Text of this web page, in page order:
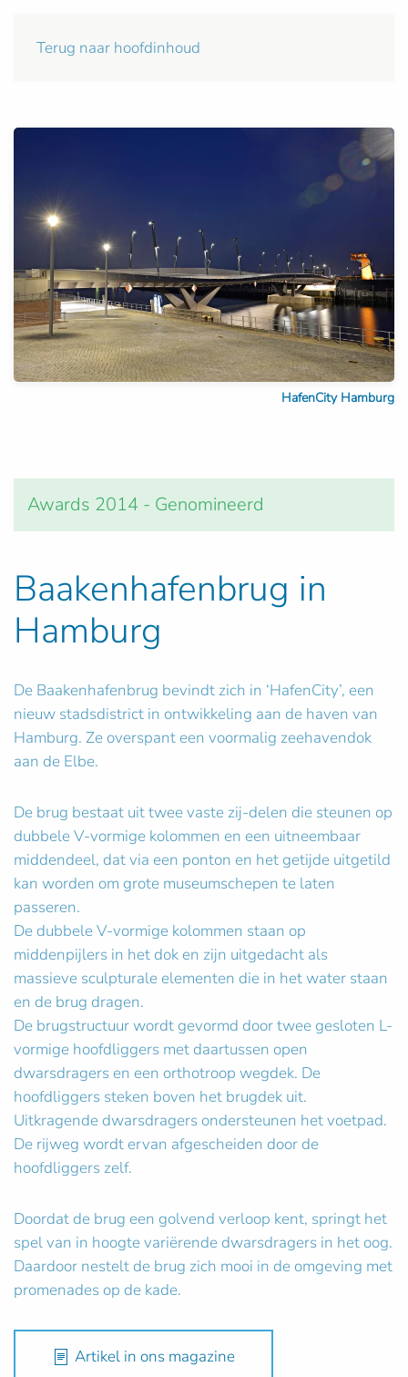
Terug naar hoofdinhoud
HafenCity Hamburg
Awards 2014 - Genomineerd
Baakenhafenbrug in
Hamburg
De Baakenhafenbrug bevindt zich in ‘HafenCity’, een
nieuw stadsdistrict in ontwikkeling aan de haven van
Hamburg. Ze overspant een voormalig zeehavendok
aan de Elbe.
De brug bestaat uit twee vaste zij-delen die steunen op
dubbele V-vormige kolommen en een uitneembaar
middendeel, dat via een ponton en het getijde uitgetild
kan worden om grote museumschepen te laten
passeren.
De dubbele V-vormige kolommen staan op
middenpijlers in het dok en zijn uitgedacht als
massieve sculpturale elementen die in het water staan
en de brug dragen.
De brugstructuur wordt gevormd door twee gesloten L-
vormige hoofdliggers met daartussen open
dwarsdragers en een orthotroop wegdek. De
hoofdliggers steken boven het brugdek uit.
Uitkragende dwarsdragers ondersteunen het voetpad.
De rijweg wordt ervan afgescheiden door de
hoofdliggers zelf.
Doordat de brug een golvend verloop kent, springt het
spel van in hoogte variërende dwarsdragers in het oog.
Daardoor nestelt de brug zich mooi in de omgeving met
promenades op de kade.
Artikel in ons magazine